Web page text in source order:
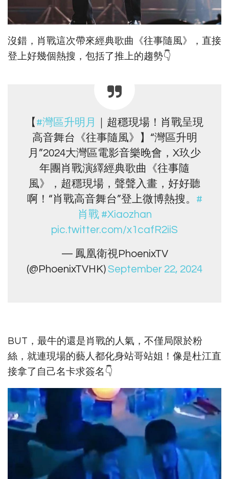
沒錯，肖戰這次帶來經典歌曲《往事隨風》，直接
登上好幾個熱搜，包括了推上的趨勢👇
【 #灣區升明月
｜超穩現場！肖戰呈現
高音舞台《往事隨風》】“灣區升明
月”2024大灣區電影音樂晚會，X玖少
年團肖戰演繹經典歌曲《往事隨
風》，超穩現場，聲聲入畫，好好聽
啊！“肖戰高音舞台”登上微博熱搜。 #
肖戰 #Xiaozhan
pic.twitter.com/x1cafR2iiS
— 鳳凰衛視PhoenixTV
(@PhoenixTVHK)September 22, 2024
BUT，最牛的還是肖戰的人氣，不僅局限於粉
絲，就連現場的藝人都化身站哥站姐！像是杜江直
接拿了自己名卡求簽名👇